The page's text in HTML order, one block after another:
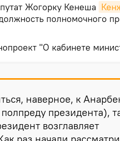
Жогорку Кенеша
полномочного
"О кабинете
наверное, к
президента),
возглавляет
раз начали